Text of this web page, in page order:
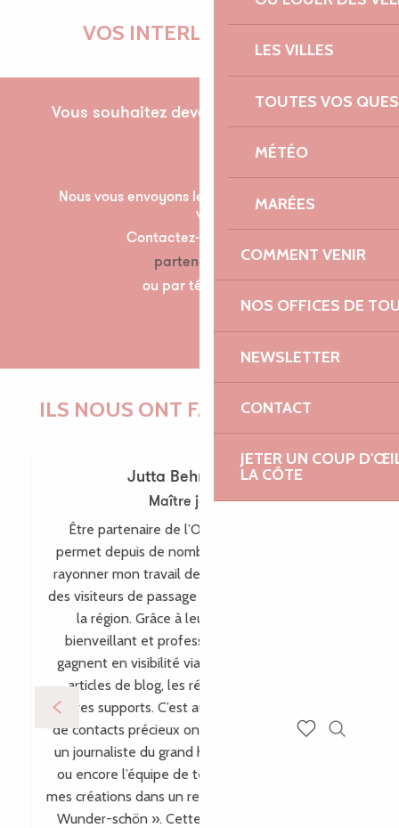
LES VILLES
TOUTES VOS
MÉTÉO
MARÉES
COMMENT VENIR
NOS OFFICES DE
NEWSLETTER
CONTACT
JETER UN COUP
LA CÔTE
VOS INTERLOCUTRICES
Vous souhaitez devenir partenaire pour la
première fois ?
Nous vous envoyons les documents nécessaire à
votre partenariat par mail.
Contactez-nous à l’adresse suivante :
partenariats@lannion-tregor.com
ou par téléphone au 07 86 04 60 30
ILS NOUS ONT FAIT CONFIANCE !
Jutta Behr-Schaeidt
Maître joaillière
Être partenaire de l’Office de Tourisme me
permet depuis de nombreuses années de faire
rayonner mon travail de maître-joaillière auprès
des visiteurs de passage comme des habitants de
la région. Grâce à leur accompagnement
bienveillant et professionnel, mes créations
gagnent en visibilité via leur site internet, leurs
articles de blog, les réseaux sociaux et bien
d’autres supports. C’est aussi par ce biais que plein
de contacts précieux ont vu le jour, comme avec
un journaliste du grand hebdomadaire allemand
ou encore l’équipe de télévision WDR, incluant
mes créations dans un reportage pour l’émission «
Wunder-schön ». Cette visibilité permet à mes